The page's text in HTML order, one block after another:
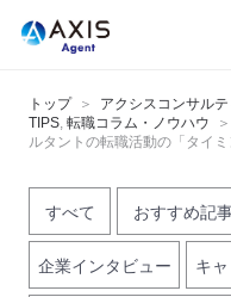
トップ アクシスコンサル
TIPS, 転職コラム・ノウハウ
ルタントの転職活動の「タイ
すべて おすすめ記
企業インタビュー キ